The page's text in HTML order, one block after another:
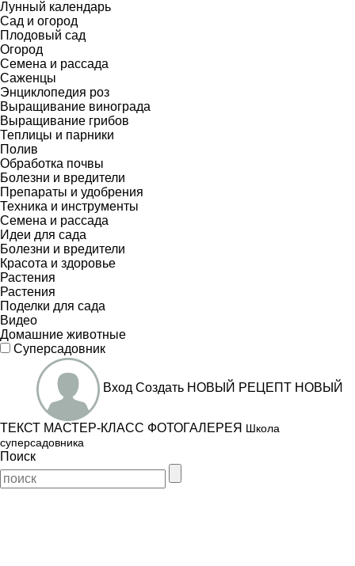
Лунный календарь
Сад и огород
Плодовый сад
Огород
Семена и рассада
Саженцы
Энциклопедия роз
Выращивание винограда
Выращивание грибов
Теплицы и парники
Полив
Обработка почвы
Болезни и вредители
Препараты и удобрения
Техника и инструменты
Семена и рассада
Идеи для сада
Болезни и вредители
Красота и здоровье
Растения
Растения
Поделки для сада
Видео
Домашние животные
Суперсадовник
Вход Создать НОВЫЙ РЕЦЕПТ НОВЫЙ
ТЕКСТ МАСТЕР-КЛАСС ФОТОГАЛЕРЕЯ Школа
суперсадовника
Поиск